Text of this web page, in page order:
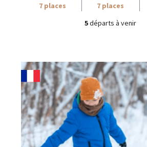
7 places
7 places
5départs à venir